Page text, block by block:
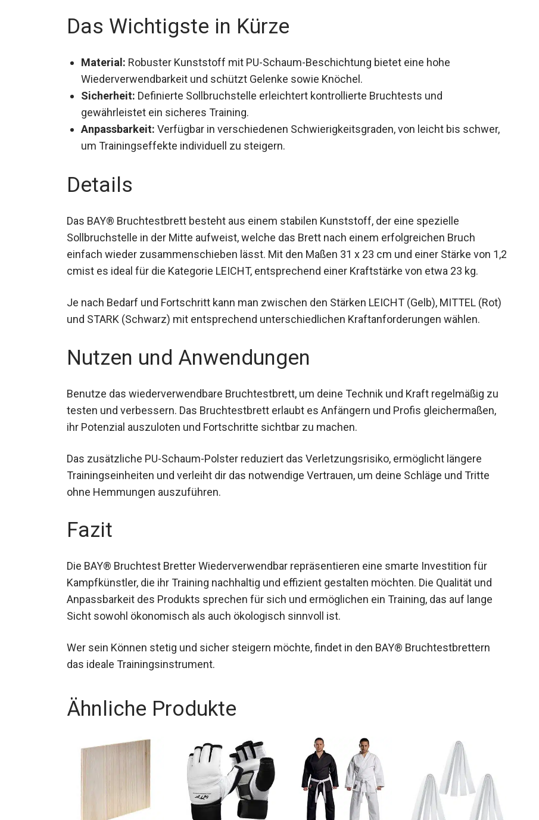
Das Wichtigste in Kürze
Material: Robuster Kunststoff mit PU-Schaum-Beschichtung bietet eine hohe
Wiederverwendbarkeit und schützt Gelenke sowie Knöchel.
Sicherheit: Definierte Sollbruchstelle erleichtert kontrollierte Bruchtests und
gewährleistet ein sicheres Training.
Anpassbarkeit: Verfügbar in verschiedenen Schwierigkeitsgraden, von leicht bis schwer,
um Trainingseffekte individuell zu steigern.
Details
Das BAY® Bruchtestbrett besteht aus einem stabilen Kunststoff, der eine spezielle
Sollbruchstelle in der Mitte aufweist, welche das Brett nach einem erfolgreichen Bruch
einfach wieder zusammenschieben lässt. Mit den Maßen 31 x 23 cm und einer Stärke von
1,2 cmist es ideal für die Kategorie LEICHT, entsprechend einer Kraftstärke von etwa 23 kg.
Je nach Bedarf und Fortschritt kann man zwischen den Stärken LEICHT (Gelb), MITTEL (Rot)
und STARK (Schwarz) mit entsprechend unterschiedlichen Kraftanforderungen wählen.
Nutzen und Anwendungen
Benutze das wiederverwendbare Bruchtestbrett, um deine Technik und Kraft regelmäßig zu
testen und verbessern. Das Bruchtestbrett erlaubt es Anfängern und Profis gleichermaßen,
ihr Potenzial auszuloten und Fortschritte sichtbar zu machen.
Das zusätzliche PU-Schaum-Polster reduziert das Verletzungsrisiko, ermöglicht längere
Trainingseinheiten und verleiht dir das notwendige Vertrauen, um deine Schläge und Tritte
ohne Hemmungen auszuführen.
Fazit
Die BAY® Bruchtest Bretter Wiederverwendbar repräsentieren eine smarte Investition für
Kampfkünstler, die ihr Training nachhaltig und effizient gestalten möchten. Die Qualität und
Anpassbarkeit des Produkts sprechen für sich und ermöglichen ein Training, das auf lange
Sicht sowohl ökonomisch als auch ökologisch sinnvoll ist.
Wer sein Können stetig und sicher steigern möchte, findet in den BAY® Bruchtestbrettern
das ideale Trainingsinstrument.
Ähnliche Produkte